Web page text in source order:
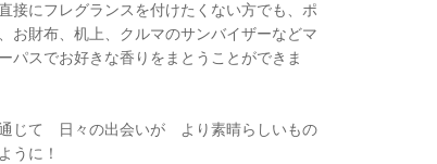
接にフレグランスを付けたくない方でも、ポ
お財布、机上、クルマのサンバイザーなどマ
パスでお好きな香りをまとうことができま
じて 日々の出会いが より素晴らしいもの
うに！